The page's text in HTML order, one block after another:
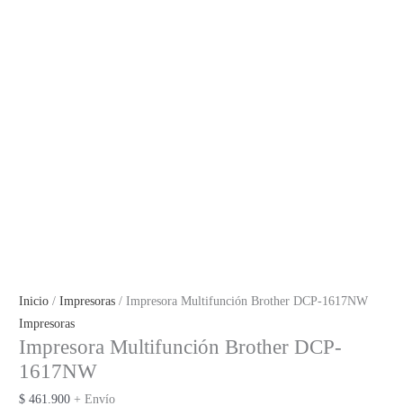
Inicio /Impresoras / Impresora Multifunción Brother DCP-1617NW
Impresoras
Impresora Multifunción Brother DCP-
1617NW
$ 461.900 + Envío